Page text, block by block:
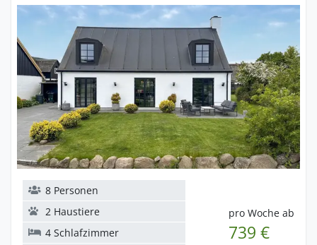
pro Woche ab
739 €
8 Personen
2 Haustiere
4 Schlafzimmer